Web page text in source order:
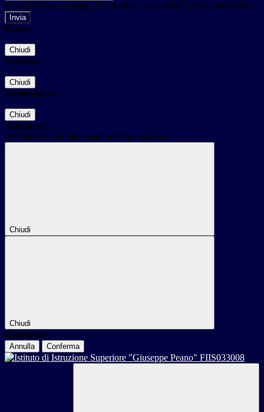
E-mail inviata, si prega di controllare la casella di posta elettronica!
Errore
Chiudi
Successo
Chiudi
Informazione
Chiudi
Attendere...
Attendere il completamento dell'operazione...
Chiudi
Chiudi
Conferma
Annulla Conferma